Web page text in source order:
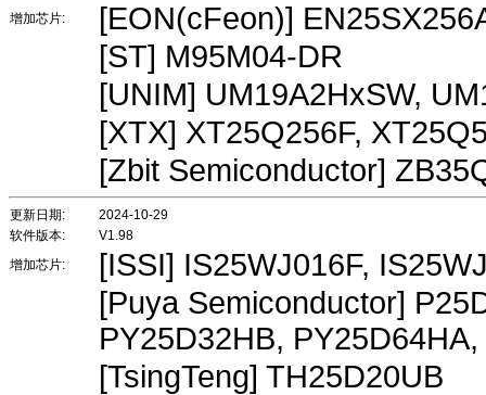
增加芯片:
[EON(cFeon)]
[ST] M95M04-DR
[UNIM] UM19A2HxSW,
[XTX] XT25Q256F,
[Zbit Semiconductor]
更新日期:
2024-10-29
软件版本:
V1.98
增加芯片:
[ISSI] IS25WJ016F,
[Puya Semiconductor]
PY25D32HB,
[TsingTeng] TH25D20UB